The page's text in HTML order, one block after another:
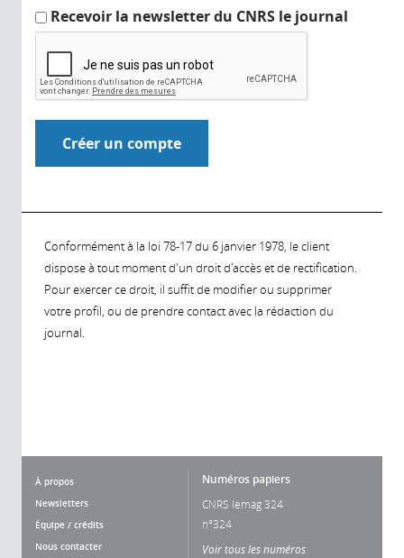
Recevoir la newsletter du CNRS le journal
Conformément à la loi 78-17 du 6 janvier 1978, le client
dispose à tout moment d'un droit d'accès et de rectification.
Pour exercer ce droit, il suffit de modifier ou supprimer
votre profil, ou de prendre contact avec la rédaction du
journal.
À propos
Newsletters
Équipe / crédits
Nous contacter
Numéros papiers
CNRS lemag 324
n°324
Voir tous les numéros